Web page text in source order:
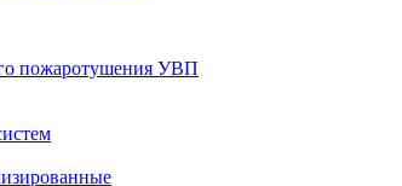
пожаротушения УВП